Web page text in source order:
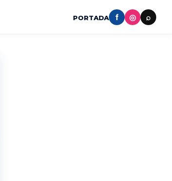
PORTADA f ◎ ⌕